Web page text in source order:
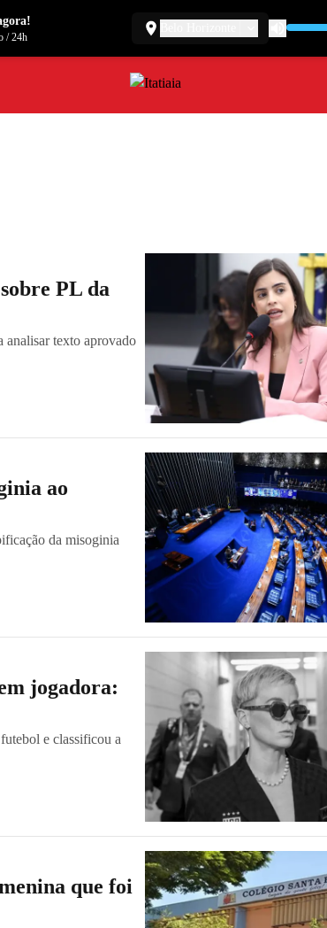
PL da
analisar texto aprovado
ao
da misoginia
jogadora:
e classificou a
que foi
/24h